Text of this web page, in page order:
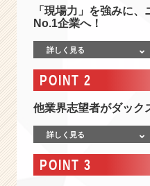
ニ
存
在
を
「現場力」を強みに
No.1企業へ！
詳しく見る
POINT 2
他業界志望者がダッ
詳しく見る
POINT 3